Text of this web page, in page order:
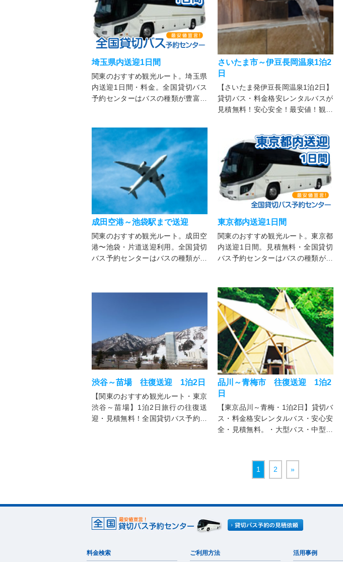
埼玉県内送迎1日間
関東のおすすめ観光ルート。埼玉県
内送迎1日間・料金。全国貸切バス
予約センターはバスの種類が豊富。
を問わず様々な行事にご利用可能！
さいたま市～伊豆長岡温泉1泊2
日
【さいたま発伊豆長岡温泉1泊2日】
貸切バス・料金格安レンタルバスが
見積無料！安心安全！最安値！観光
ドライバー付！法人・個人ご利用可
能！
成田空港～池袋駅まで送迎
関東のおすすめ観光ルート。成田空
港〜池袋・片道送迎利用。全国貸切
バス予約センターはバスの種類が豊
ル！法人・個人を問わず各行事にご
東京都内送迎1日間
関東のおすすめ観光ルート。東京都
内送迎1日間。見積無料・全国貸切
バス予約センターはバスの種類が豊
ル！法人・個人を問わず各行事にご
利用可能
渋谷～苗場 往復送迎 1泊2日
【関東のおすすめ観光ルート・東京
渋谷～苗場】1泊2日旅行の往復送
迎・見積無料！全国貸切バス予約セ
品川～青梅市 往復送迎 1泊2
日
【東京品川～青梅・1泊2日】貸切バ
ス・料金格安レンタルバス・安心安
全・見積無料。・大型バス・中型バ
バー付。お勧め観光ルート・キャン
1
2 »
料金検索 ご利用方法 活用事例